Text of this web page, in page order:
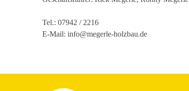
Tel.: 07942 / 2216
E-Mail: info@megerle-holzbau.de